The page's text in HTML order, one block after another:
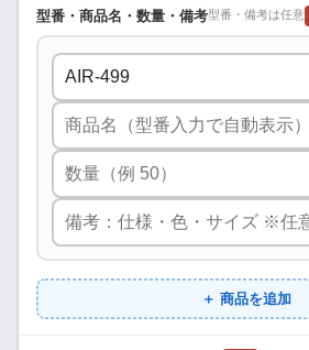
型番・商品名・数量・備考型番・備考は任意
＋ 商品を追加